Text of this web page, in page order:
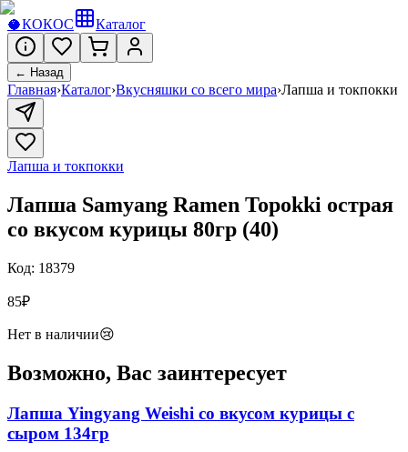
🥥КОКОС Каталог
← Назад
Главная›Каталог›Вкусняшки со всего мира›Лапша и токпокки
Лапша и токпокки
Лапша Samyang Ramen Topokki острая
со вкусом курицы 80гр (40)
Код: 18379
85₽
Нет в наличии😢
Возможно, Вас заинтересует
Лапша Yingyang Weishi со вкусом курицы с
сыром 134гр